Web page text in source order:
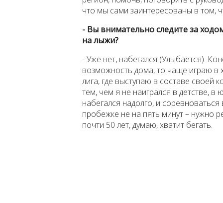
что мы сами заинтересованы в том,
- Вы внимательно следите за
на лыжи?
- Уже нет, набегался (Улыбается).
возможность дома, то чаще играю в
лига, где выступаю в составе своей
тем, чем я не наигрался в детстве,
набегался надолго, и
пробежке не на пять минут – нужно
почти 50 лет, думаю, хватит бегать.